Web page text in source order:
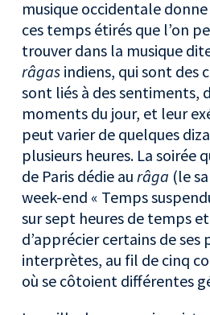
musique occidentale
ces temps étirés que l’on
trouver dans la musique
râgas indiens, qui sont des
sont liés à des sentiments,
moments du jour, et leur
peut varier de quelques
plusieurs heures. La soirée
de Paris dédie au râga (le
week-end « Temps
sur sept heures de temps
d’apprécier certains de ses
interprètes, au fil de cinq
où se côtoient différentes